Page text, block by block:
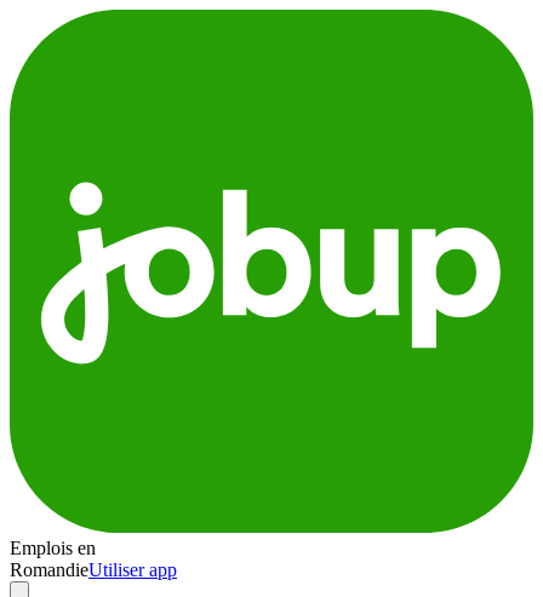
Emplois en
RomandieUtiliser app